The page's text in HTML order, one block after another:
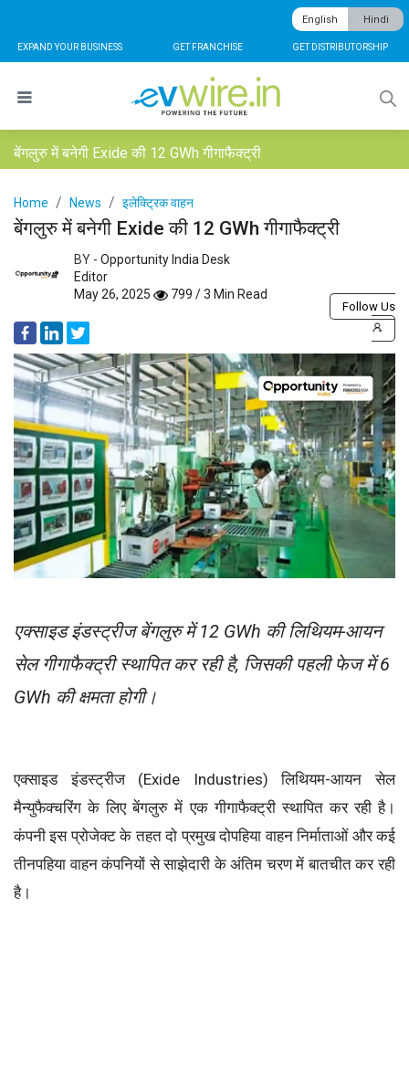
EXPAND YOUR BUSINESS GET FRANCHISE GET DISTRIBUTORSHIP
English Hindi
बेंगलुरु में बनेगी Exide की 12 GWh गीगाफैक्ट्री
Home News इलेक्ट्रिक वाहन
बेंगलुरु में बनेगी Exide की 12 GWh गीगाफैक्ट्री
BY - Opportunity India Desk
Editor
May 26, 2025
799 / 3 Min Read
Follow Us
एक्साइड इंडस्ट्रीज बेंगलुरु में 12 GWh की लिथियम-आयन
सेल गीगाफैक्ट्री स्थापित कर रही है, जिसकी पहली फेज में 6
GWh की क्षमता होगी।
एक्साइड इंडस्ट्रीज (Exide Industries) लिथियम-आयन सेल
मैन्युफैक्चरिंग के लिए बेंगलुरु में एक गीगाफैक्ट्री स्थापित कर रही है।
कंपनी इस प्रोजेक्ट के तहत दो प्रमुख दोपहिया वाहन निर्माताओं और कई
तीनपहिया वाहन कंपनियों से साझेदारी के अंतिम चरण में बातचीत कर रही
है।